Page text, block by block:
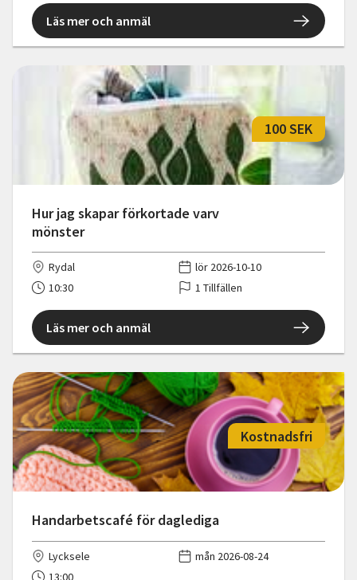
Läs mer och anmäl
Hur jag skapar förkortade varv
mönster
100 SEK
Rydal
lör 2026-10-10
10:30
1 Tillfällen
Läs mer och anmäl
Handarbetscafé för daglediga
Kostnadsfri
Lycksele
mån 2026-08-24